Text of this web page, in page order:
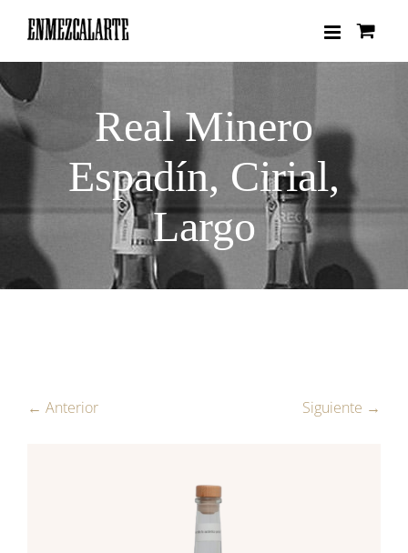
contenido
Real Minero
Espadín, Cirial,
Largo
← Anterior Siguiente →